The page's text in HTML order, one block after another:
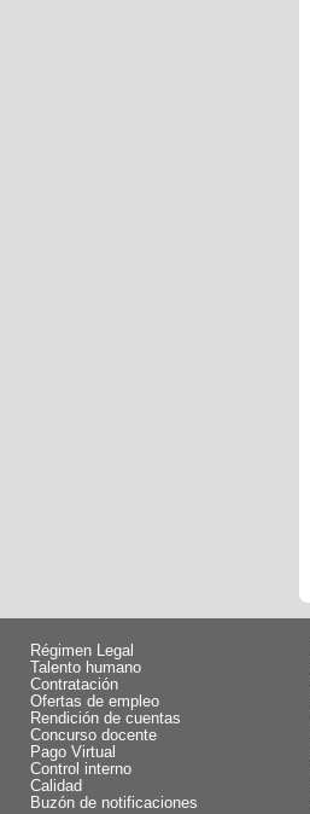
Régimen Legal
Talento humano
Contratación
Ofertas de empleo
Rendición de cuentas
Concurso docente
Pago Virtual
Control interno
Calidad
Buzón de notificaciones